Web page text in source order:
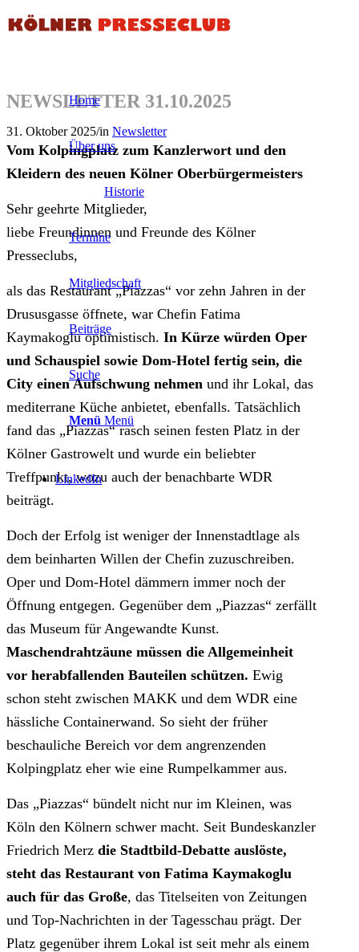
Home
Über uns
Historie
Termine
Mitgliedschaft
Beiträge
Suche
Menü Menü
LinkedIn
NEWSLETTER 31.10.2025
31. Oktober 2025/in Newsletter
Vom Kolpingplatz zum Kanzlerwort und den
Kleidern des neuen Kölner Oberbürgermeisters
Sehr geehrte Mitglieder,
liebe Freundinnen und Freunde des Kölner
Presseclubs,
als das Restaurant „Piazzas“ vor zehn Jahren in der
Drususgasse öffnete, war Chefin Fatima
Kaymakoglu optimistisch. In Kürze würden Oper
und Schauspiel sowie Dom-Hotel fertig sein, die
City einen Aufschwung nehmen und ihr Lokal, das
mediterrane Küche anbietet, ebenfalls. Tatsächlich
fand das „Piazzas“ rasch seinen festen Platz in der
Kölner Gastrowelt und wurde ein beliebter
Treffpunkt, wozu auch der benachbarte WDR
beiträgt.
Doch der Erfolg ist weniger der Innenstadtlage als
dem beinharten Willen der Chefin zuzuschreiben.
Oper und Dom-Hotel dämmern immer noch der
Öffnung entgegen. Gegenüber dem „Piazzas“ zerfällt
das Museum für Angewandte Kunst.
Maschendrahtzäune müssen die Allgemeinheit
vor herabfallenden Bauteilen schützen. Ewig
schon steht zwischen MAKK und dem WDR eine
hässliche Containerwand. So sieht der früher
beschauliche Bereich vor dem angrenzenden
Kolpingplatz eher wie eine Rumpelkammer aus.
Das „Piazzas“ bündelt nicht nur im Kleinen, was
Köln den Kölnern schwer macht. Seit Bundeskanzler
Friedrich Merz die Stadtbild-Debatte auslöste,
steht das Restaurant von Fatima Kaymakoglu
auch für das Große, das Titelseiten von Zeitungen
und Top-Nachrichten in der Tagesschau prägt. Der
Platz gegenüber ihrem Lokal ist seit mehr als einem